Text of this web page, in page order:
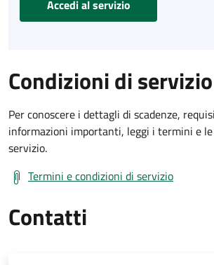
Accedi al servizio
Condizioni di servizio
Per conoscere i dettagli di scadenze,
informazioni importanti, leggi i termini e
servizio.
Termini e condizioni di servizio
Contatti